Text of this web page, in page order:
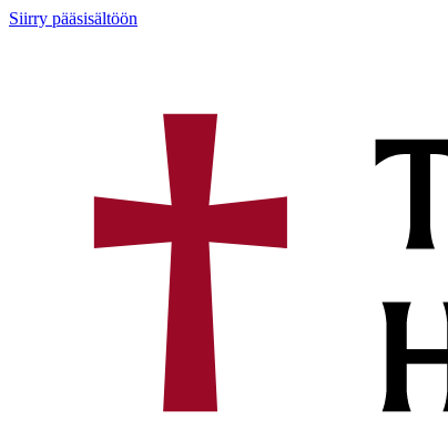
Siirry pääsisältöön